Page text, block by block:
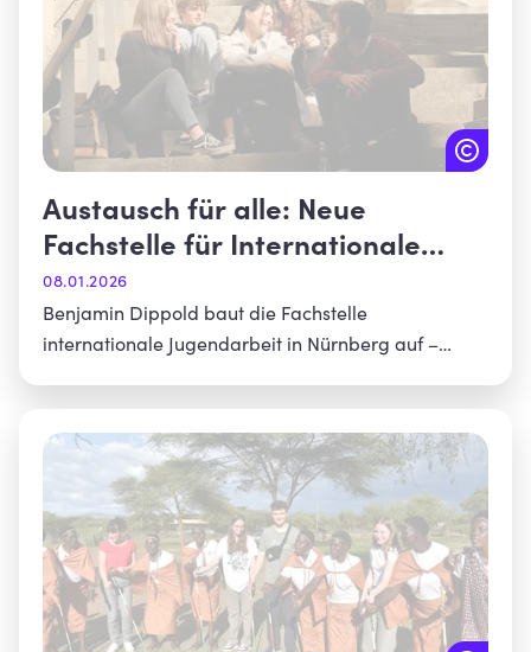
Austausch für alle: Neue
Fachstelle für Internationale
Jugendarbeit in Nürnberg startet
08.01.2026
Benjamin Dippold baut die Fachstelle
internationale Jugendarbeit in Nürnberg auf –